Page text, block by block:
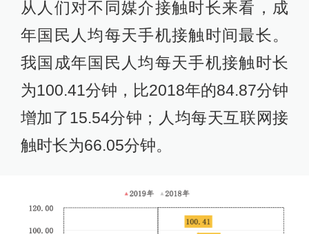
从人们对不同媒介接触时长来看，成
年国民人均每天手机接触时间最长。
我国成年国民人均每天手机接触时长
为100.41分钟，比2018年的84.87分钟
增加了15.54分钟；人均每天互联网接
触时长为66.05分钟。